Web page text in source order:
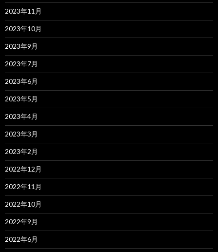
2023年11月
2023年10月
2023年9月
2023年7月
2023年6月
2023年5月
2023年4月
2023年3月
2023年2月
2022年12月
2022年11月
2022年10月
2022年9月
2022年6月